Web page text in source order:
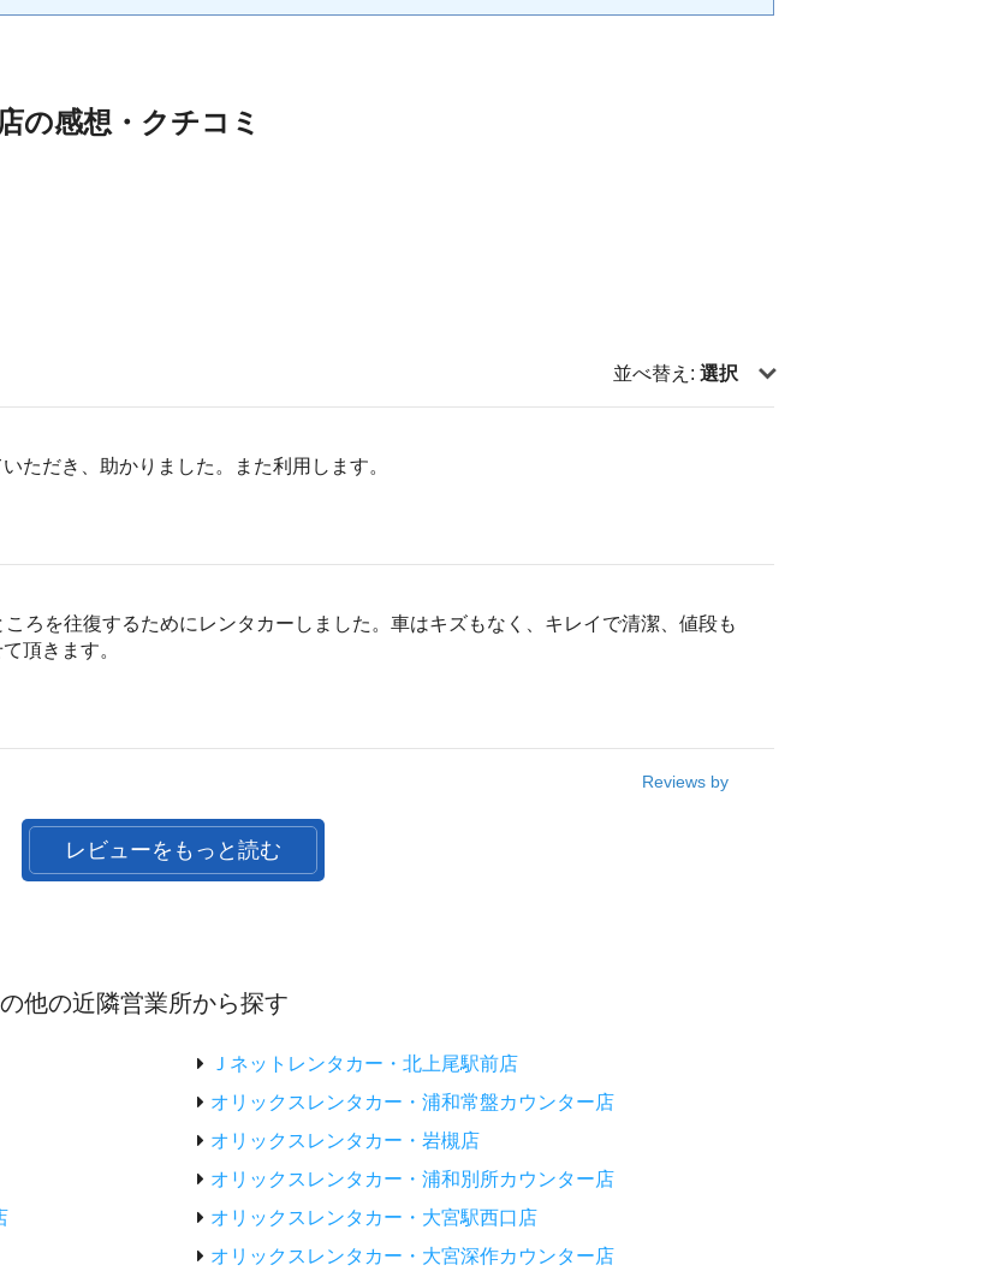
の感想・クチコミ
並べ替え: 選択
ただき、助かりました。また利用します。
ろを往復するためにレンタカーしました。車はキズもなく、キレイで清潔、値段も
頂きます。
Reviews by
レビューをもっと読む
他の近隣営業所から探す
Ｊネットレンタカー・北上尾駅前店
オリックスレンタカー・浦和常盤カウンター店
オリックスレンタカー・岩槻店
オリックスレンタカー・浦和別所カウンター店
オリックスレンタカー・大宮駅西口店
オリックスレンタカー・大宮深作カウンター店